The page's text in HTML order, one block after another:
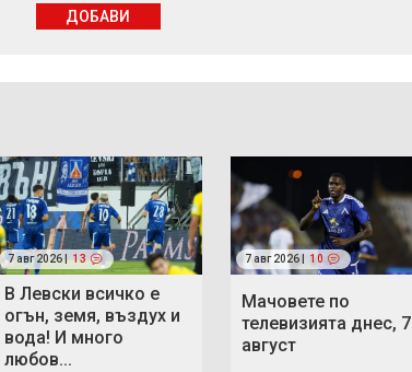
ДОБАВИ
7 авг 2026 | 13
В Левски всичко е
огън, земя, въздух и
вода! И много
любов...
7 авг 2026 | 10
Мачовете по
телевизията днес, 7
август